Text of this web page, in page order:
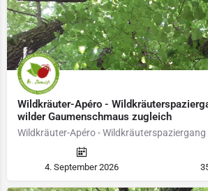
Wildkräuter-Apéro -
wilder Gaumenschmaus zugleich
4. September 2026